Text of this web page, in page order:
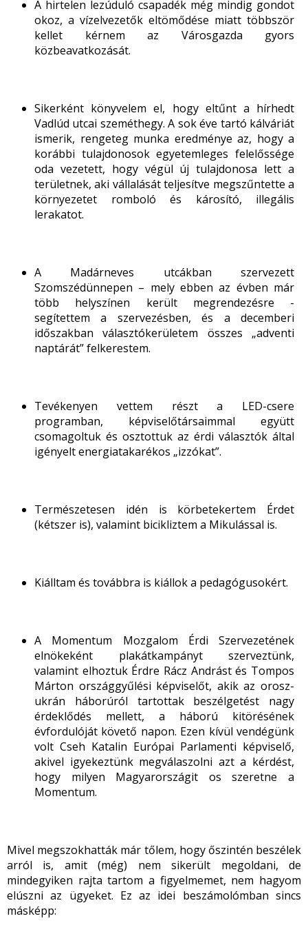
A hirtelen lezúduló csapadék még mindig gondot
okoz, a vízelvezetők eltömődése miatt többször
kellet kérnem az Városgazda gyors
közbeavatkozását.
Sikerként könyvelem el, hogy eltűnt a hírhedt
Vadlúd utcai szeméthegy. A sok éve tartó kálváriát
ismerik, rengeteg munka eredménye az, hogy a
korábbi tulajdonosok egyetemleges felelőssége
oda vezetett, hogy végül új tulajdonosa lett a
területnek, aki vállalását teljesítve megszűntette a
környezetet romboló és károsító, illegális
lerakatot.
A Madárneves utcákban szervezett
Szomszédünnepen – mely ebben az évben már
több helyszínen került megrendezésre -
segítettem a szervezésben, és a decemberi
időszakban választókerületem összes „adventi
naptárát” felkerestem.
Tevékenyen vettem részt a LED-csere
programban, képviselőtársaimmal együtt
csomagoltuk és osztottuk az érdi választók által
igényelt energiatakarékos „izzókat”.
Természetesen idén is körbetekertem Érdet
(kétszer is), valamint bicikliztem a Mikulással is.
Kiálltam és továbbra is kiállok a pedagógusokért.
A Momentum Mozgalom Érdi Szervezetének
elnökeként plakátkampányt szerveztünk,
valamint elhoztuk Érdre Rácz Andrást és Tompos
Márton országgyűlési képviselőt, akik az orosz-
ukrán háborúról tartottak beszélgetést nagy
érdeklődés mellett, a háború kitörésének
évfordulóját követő napon. Ezen kívül vendégünk
volt Cseh Katalin Európai Parlamenti képviselő,
akivel igyekeztünk megválaszolni azt a kérdést,
hogy milyen Magyarországit os szeretne a
Momentum.
Mivel megszokhatták már tőlem, hogy őszintén beszélek
arról is, amit (még) nem sikerült megoldani, de
mindegyiken rajta tartom a figyelmemet, nem hagyom
elúszni az ügyeket. Ez az idei beszámolómban sincs
másképp: